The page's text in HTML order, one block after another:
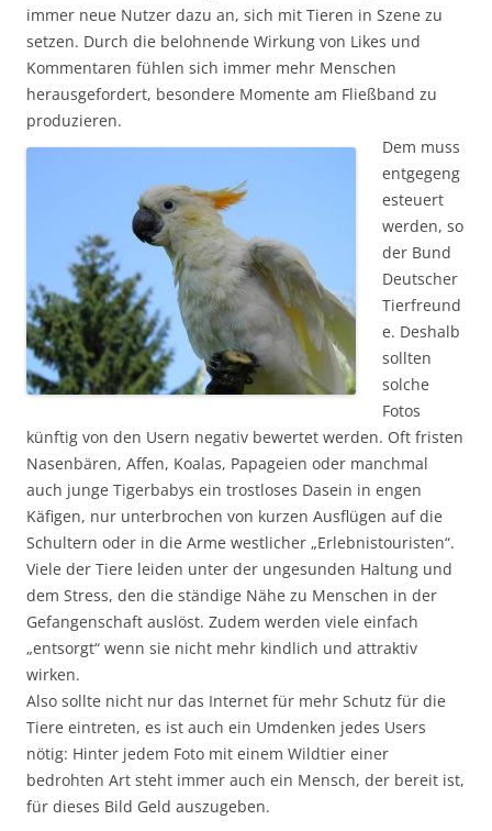
immer neue Nutzer dazu an, sich mit Tieren in Szene zu
setzen. Durch die belohnende Wirkung von Likes und
Kommentaren fühlen sich immer mehr Menschen
herausgefordert, besondere Momente am Fließband zu
produzieren.
Dem muss
entgegeng
esteuert
werden, so
der Bund
Deutscher
Tierfreund
e. Deshalb
sollten
solche
Fotos
künftig von den Usern negativ bewertet werden. Oft fristen
Nasenbären, Affen, Koalas, Papageien oder manchmal
auch junge Tigerbabys ein trostloses Dasein in engen
Käfigen, nur unterbrochen von kurzen Ausflügen auf die
Schultern oder in die Arme westlicher „Erlebnistouristen“.
Viele der Tiere leiden unter der ungesunden Haltung und
dem Stress, den die ständige Nähe zu Menschen in der
Gefangenschaft auslöst. Zudem werden viele einfach
„entsorgt“ wenn sie nicht mehr kindlich und attraktiv
wirken.
Also sollte nicht nur das Internet für mehr Schutz für die
Tiere eintreten, es ist auch ein Umdenken jedes Users
nötig: Hinter jedem Foto mit einem Wildtier einer
bedrohten Art steht immer auch ein Mensch, der bereit ist,
für dieses Bild Geld auszugeben.